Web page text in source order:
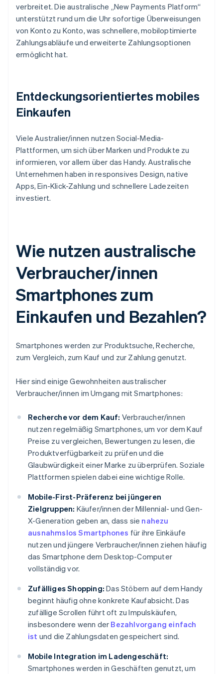
verbreitet. Die australische „New Payments Platform“
unterstützt rund um die Uhr sofortige Überweisungen
von Konto zu Konto, was schnellere, mobiloptimierte
Zahlungsabläufe und erweiterte Zahlungsoptionen
ermöglicht hat.
Entdeckungsorientiertes mobiles
Einkaufen
Viele Australier/innen nutzen Social-Media-
Plattformen, um sich über Marken und Produkte zu
informieren, vor allem über das Handy. Australische
Unternehmen haben in responsives Design, native
Apps, Ein-Klick-Zahlung und schnellere Ladezeiten
investiert.
Wie nutzen australische
Verbraucher/innen
Smartphones zum
Einkaufen und Bezahlen?
Smartphones werden zur Produktsuche, Recherche,
zum Vergleich, zum Kauf und zur Zahlung genutzt.
Hier sind einige Gewohnheiten australischer
Verbraucher/innen im Umgang mit Smartphones:
Recherche vor dem Kauf: Verbraucher/innen
nutzen regelmäßig Smartphones, um vor dem Kauf
Preise zu vergleichen, Bewertungen zu lesen, die
Produktverfügbarkeit zu prüfen und die
Glaubwürdigkeit einer Marke zu überprüfen. Soziale
Plattformen spielen dabei eine wichtige Rolle.
Mobile-First-Präferenz bei jüngeren
Zielgruppen: Käufer/innen der Millennial- und Gen-
X-Generation geben an, dass sie nahezu
ausnahmslos Smartphones für ihre Einkäufe
nutzen und jüngere Verbraucher/innen ziehen häufig
das Smartphone dem Desktop-Computer
vollständig vor.
Zufälliges Shopping: Das Stöbern auf dem Handy
beginnt häufig ohne konkrete Kaufabsicht. Das
zufällige Scrollen führt oft zu Impulskäufen,
insbesondere wenn der Bezahlvorgang einfach
ist und die Zahlungsdaten gespeichert sind.
Mobile Integration im Ladengeschäft:
Smartphones werden in Geschäften genutzt, um